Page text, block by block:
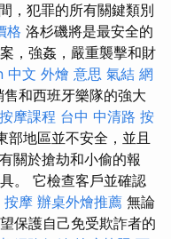
，犯罪的所有關鍵類別
格 洛杉磯將是最安全的
，強姦，嚴重襲擊和財
中文 外燴 意思 氣結 網
和西班牙樂隊的強大
摩課程 台中 中清路 按
部地區並不安全，並且
關於搶劫和小偷的報
。 它檢查客戶並確認
按摩 辦桌外燴推薦 無論
保護自己免受欺詐者的